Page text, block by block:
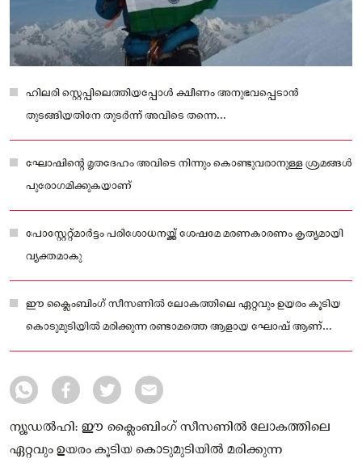
ഹിലരി സ്റ്റെപ്പിലെത്തിയപ്പോൾ ക്ഷീണം അനുഭവപ്പെടാൻ
തുടങ്ങിയതിനേ തുടർന്ന് അവിടെ തന്നെ
നിലയുറപ്പിക്കുകയായിരുന്നു.
ഘോഷിന്റെ മൃതദേഹം അവിടെ നിന്നും കൊണ്ടുവരാനുള്ള ശ്രമങ്ങൾ
പുരോഗമിക്കുകയാണ്
പോസ്റ്റേറ്റ്മാർട്ടം പരിശോധനയ്ക്ക് ശേഷമേ മരണകാരണം കൃത്യമായി
വ്യക്തമാകു
ഈ ക്ലൈംബിംഗ് സീസണിൽ ലോകത്തിലെ ഏറ്റവും ഉയരം കൂടിയ
കൊടുമുടിയിൽ മരിക്കുന്ന രണ്ടാമത്തെ ആളായ ഘോഷ് ആണ്
മരണപ്പെട്ടത്
ന്യൂഡൽഹി: ഈ ക്ലൈംബിംഗ് സീസണിൽ ലോകത്തിലെ
ഏറ്റവും ഉയരം കൂടിയ കൊടുമുടിയിൽ മരിക്കുന്ന